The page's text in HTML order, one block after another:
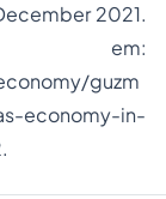
2021.
em:
guzm
economy-in-